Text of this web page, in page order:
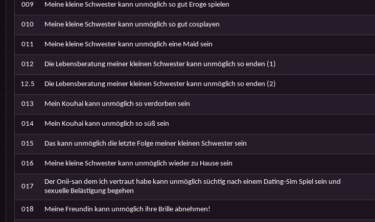
009 Meine kleine Schwester kann unmöglich so gut Eroge spielen
010 Meine kleine Schwester kann unmöglich so gut cosplayen
011 Meine kleine Schwester kann unmöglich eine Maid sein
012 Die Lebensberatung meiner kleinen Schwester kann unmöglich so enden (1)
12.5 Die Lebensberatung meiner kleinen Schwester kann unmöglich so enden (2)
013 Mein Kouhai kann unmöglich so verdorben sein
014 Mein Kouhai kann unmöglich so süß sein
015 Das kann unmöglich die letzte Folge meiner kleinen Schwester sein
016 Meine kleine Schwester kann unmöglich wieder zu Hause sein
017
Der Onii-san dem ich vertraut habe kann unmöglich süchtig nach einem Dating-Sim Spiel sein und
sexuelle Belästigung begehen
018 Meine Freundin kann unmöglich ihre Brille abnehmen!